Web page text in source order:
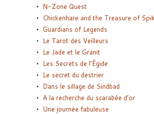
N-Zone Quest
Chickenhare and the Treasure of
Guardians of Legends
Le Tarot des Veilleurs
Le Jade et le Granit
Les Secrets de l’Égide
Le secret du destrier
Dans le sillage de Sindbad
A la recherche du scarabée d’or
Une journée fabuleuse